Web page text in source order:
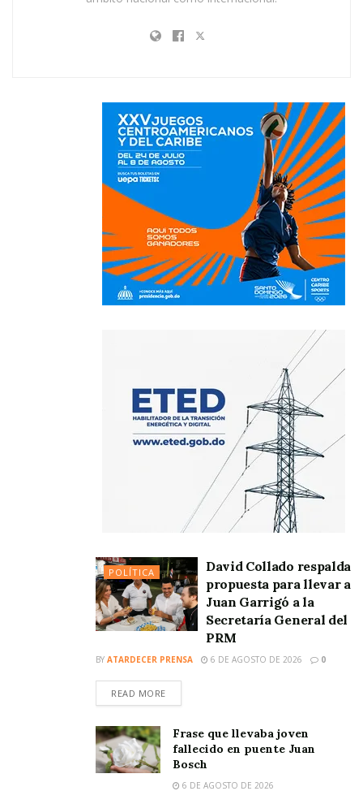
POLÍTICA
David Collado respalda
propuesta para llevar a
Juan Garrigó a la
Secretaría General del
PRM
BY ATARDECER PRENSA 6 DE AGOSTO DE 2026 0
READ MORE
Frase que llevaba joven
fallecido en puente Juan
Bosch
6 DE AGOSTO DE 2026